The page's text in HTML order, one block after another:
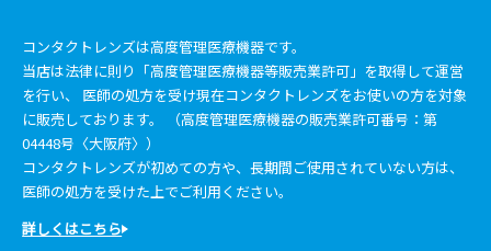
コンタクトレンズは高度管理医療機器です。
当店は法律に則り「高度管理医療機器等販売業許可」を取得して運営
を行い、 医師の処方を受け現在コンタクトレンズをお使いの方を対象
に販売しております。 （高度管理医療機器の販売業許可番号：第
04448号〈大阪府〉）
コンタクトレンズが初めての方や、長期間ご使用されていない方は、
医師の処方を受けた上でご利用ください。
詳しくはこちら